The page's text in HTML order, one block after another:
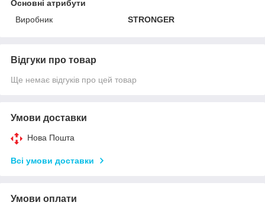
Основні атрибути
Виробник
STRONGER
Відгуки про товар
Ще немає відгуків про цей товар
Умови доставки
Нова Пошта
Всі умови доставки
Умови оплати